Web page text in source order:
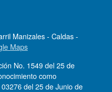
Manizales - Caldas -
Maps
No. 1549 del 25 de
como
del 25 de Junio de